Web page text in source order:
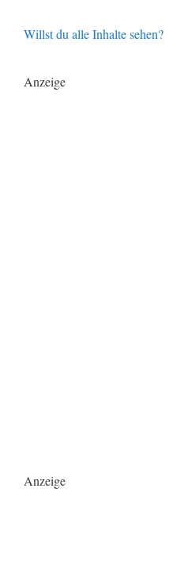
Willst du alle Inhalte sehen?
Anzeige
Anzeige